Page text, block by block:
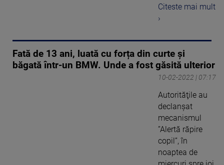
Citeste mai mult
›
Fată de 13 ani, luată cu forța din curte și
băgată într-un BMW. Unde a fost găsită ulterior
10-02-2022 | 07:17
Autorităţile au
declanşat
mecanismul
”Alertă răpire
copil”, în
noaptea de